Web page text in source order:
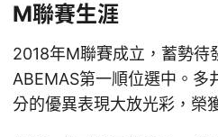
M聯賽生涯
2018年M聯賽成立，蓄勢待
ABEMAS第一順位選中。
分的優異表現大放光彩，榮